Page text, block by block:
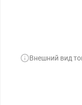
Внешний вид